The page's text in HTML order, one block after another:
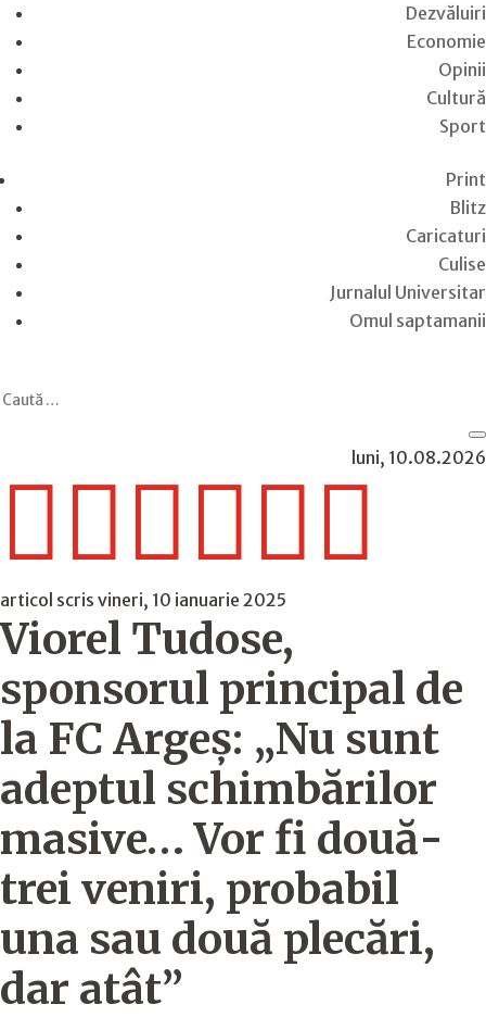
Dezvăluiri
Economie
Opinii
Cultură
Sport
Print
Blitz
Caricaturi
Culise
Jurnalul Universitar
Omul saptamanii
luni, 10.08.2026

articol scris vineri, 10 ianuarie 2025
Viorel Tudose,
sponsorul principal de
la FC Argeş: „Nu sunt
adeptul schimbărilor
masive… Vor fi două-
trei veniri, probabil
una sau două plecări,
dar atât”